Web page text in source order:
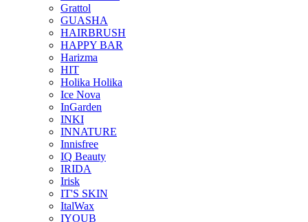
Grattol
GUASHA
HAIRBRUSH
HAPPY BAR
Harizma
HIT
Holika Holika
Ice Nova
InGarden
INKI
INNATURE
Innisfree
IQ Beauty
IRIDA
Irisk
IT'S SKIN
ItalWax
IYOUB